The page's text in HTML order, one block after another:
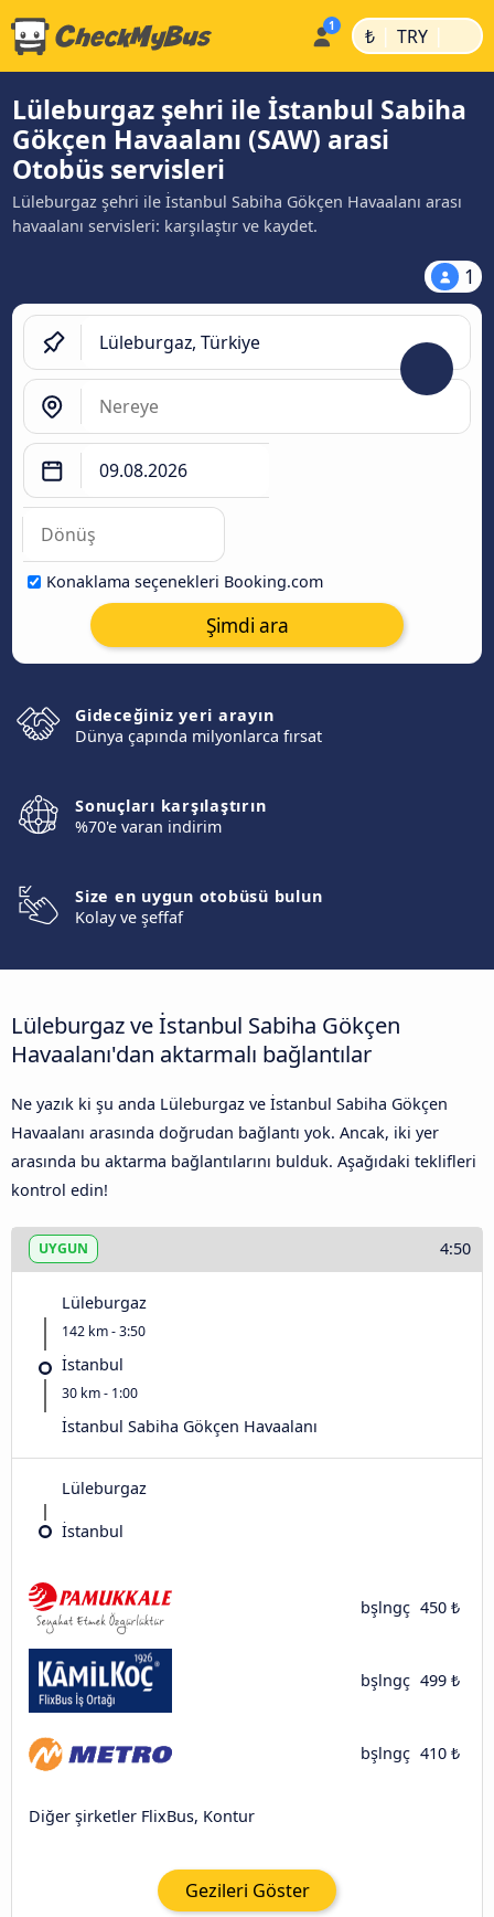
₺ | TRY |
Lüleburgaz şehri ile İstanbul Sabiha
Gökçen Havaalanı (SAW) arasi
Otobüs servisleri
Lüleburgaz şehri ile İstanbul Sabiha Gökçen Havaalanı arası
havaalanı servisleri: karşılaştır ve kaydet.
1
Konaklama seçenekleri Booking.com
Şimdi ara
Gideceğiniz yeri arayın
Dünya çapında milyonlarca fırsat
Sonuçları karşılaştırın
%70'e varan indirim
Size en uygun otobüsü bulun
Kolay ve şeffaf
Lüleburgaz ve İstanbul Sabiha Gökçen
Havaalanı'dan aktarmalı bağlantılar
Ne yazık ki şu anda Lüleburgaz ve İstanbul Sabiha Gökçen
Havaalanı arasında doğrudan bağlantı yok. Ancak, iki yer
arasında bu aktarma bağlantılarını bulduk. Aşağıdaki teklifleri
kontrol edin!
UYGUN 4:50
Lüleburgaz
142 km - 3:50
İstanbul
30 km - 1:00
İstanbul Sabiha Gökçen Havaalanı
Lüleburgaz
İstanbul
bşlngç 450 ₺
bşlngç 499 ₺
bşlngç 410 ₺
Diğer şirketler FlixBus, Kontur
Gezileri Göster